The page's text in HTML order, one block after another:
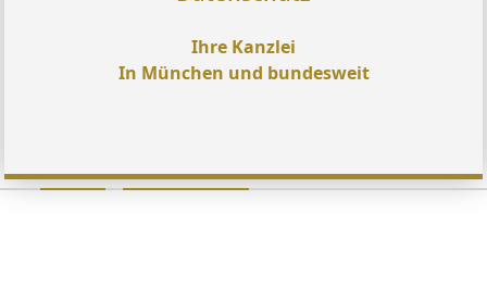
Ihre Kanzlei
In München und bundesweit